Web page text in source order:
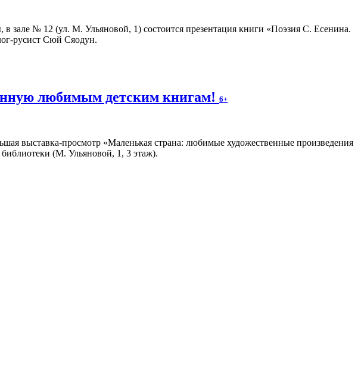
, в зале № 12 (ул. М. Ульяновой, 1) состоится презентация книги «Поэзия С. Есенина.
русист Сюй Сяодун.
любимым детским книгам! 6+
выставка-просмотр «Маленькая страна: любимые художественные произведения
библиотеки (М. Ульяновой, 1, 3 этаж).